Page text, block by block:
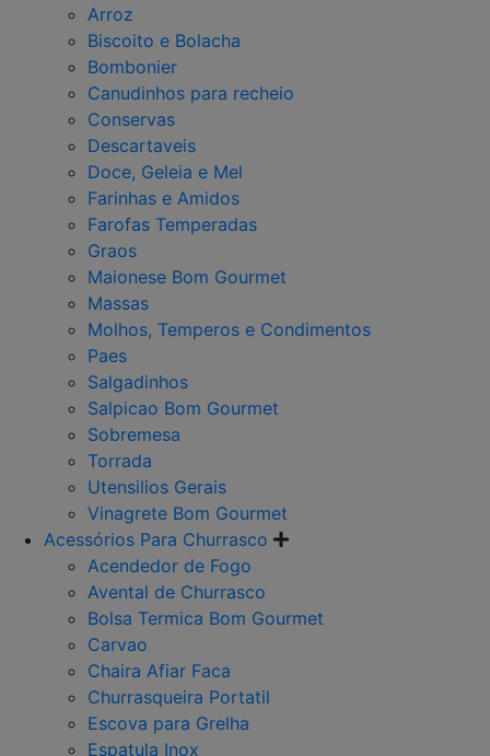
Arroz
Biscoito e Bolacha
Bombonier
Canudinhos para recheio
Conservas
Descartaveis
Doce, Geleia e Mel
Farinhas e Amidos
Farofas Temperadas
Graos
Maionese Bom Gourmet
Massas
Molhos, Temperos e Condimentos
Paes
Salgadinhos
Salpicao Bom Gourmet
Sobremesa
Torrada
Utensilios Gerais
Vinagrete Bom Gourmet
Acessórios Para Churrasco
Acendedor de Fogo
Avental de Churrasco
Bolsa Termica Bom Gourmet
Carvao
Chaira Afiar Faca
Churrasqueira Portatil
Escova para Grelha
Espatula Inox